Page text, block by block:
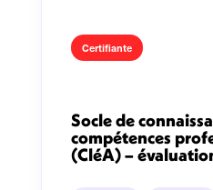
Certifiante
Socle de
compétences
(CléA) –